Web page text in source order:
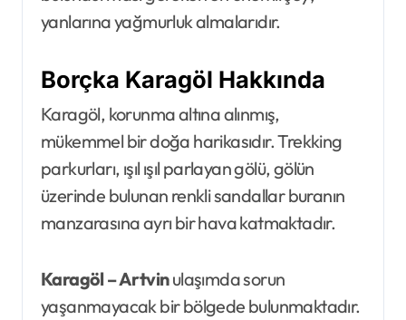
yanlarına yağmurluk almalarıdır.
Borçka Karagöl Hakkında
Karagöl, korunma altına alınmış,
mükemmel bir doğa harikasıdır. Trekking
parkurları, ışıl ışıl parlayan gölü, gölün
üzerinde bulunan renkli sandallar buranın
manzarasına ayrı bir hava katmaktadır.
Karagöl – Artvinulaşımda sorun
yaşanmayacak bir bölgede bulunmaktadır.